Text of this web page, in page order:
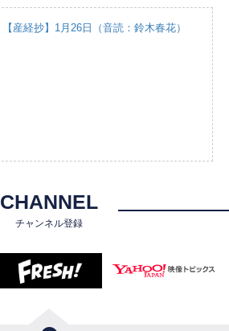
【産経抄】1月26日（音読：鈴木春花）
CHANNEL
チャンネル登録